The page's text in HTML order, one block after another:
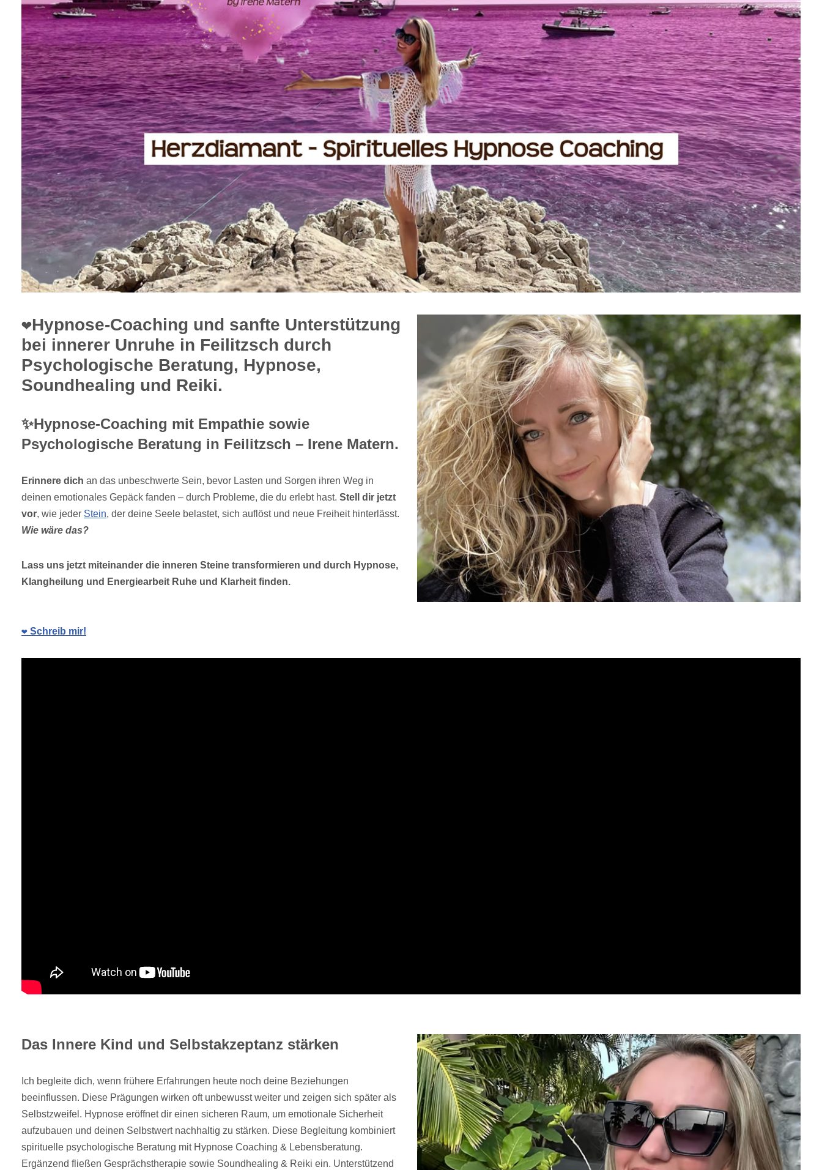
❤️Hypnose-Coaching und sanfte Unterstützung
bei innerer Unruhe in Feilitzsch durch
Psychologische Beratung, Hypnose,
Soundhealing und Reiki.
✨Hypnose-Coaching mit Empathie sowie
Psychologische Beratung in Feilitzsch – Irene Matern.
Erinnere dich an das unbeschwerte Sein, bevor Lasten und Sorgen ihren Weg in
deinen emotionales Gepäck fanden – durch Probleme, die du erlebt hast. Stell dir jetzt
vor, wie jeder Stein, der deine Seele belastet, sich auflöst und neue Freiheit hinterlässt.
Wie wäre das?
Lass uns jetzt miteinander die inneren Steine transformieren und durch Hypnose,
Klangheilung und Energiearbeit Ruhe und Klarheit finden.
❤️ Schreib mir!
Das Innere Kind und Selbstakzeptanz stärken
Ich begleite dich, wenn frühere Erfahrungen heute noch deine Beziehungen
beeinflussen. Diese Prägungen wirken oft unbewusst weiter und zeigen sich später als
Selbstzweifel. Hypnose eröffnet dir einen sicheren Raum, um emotionale Sicherheit
aufzubauen und deinen Selbstwert nachhaltig zu stärken. Diese Begleitung kombiniert
spirituelle psychologische Beratung mit Hypnose Coaching & Lebensberatung.
Ergänzend fließen Gesprächstherapie sowie Soundhealing & Reiki ein. Unterstützend